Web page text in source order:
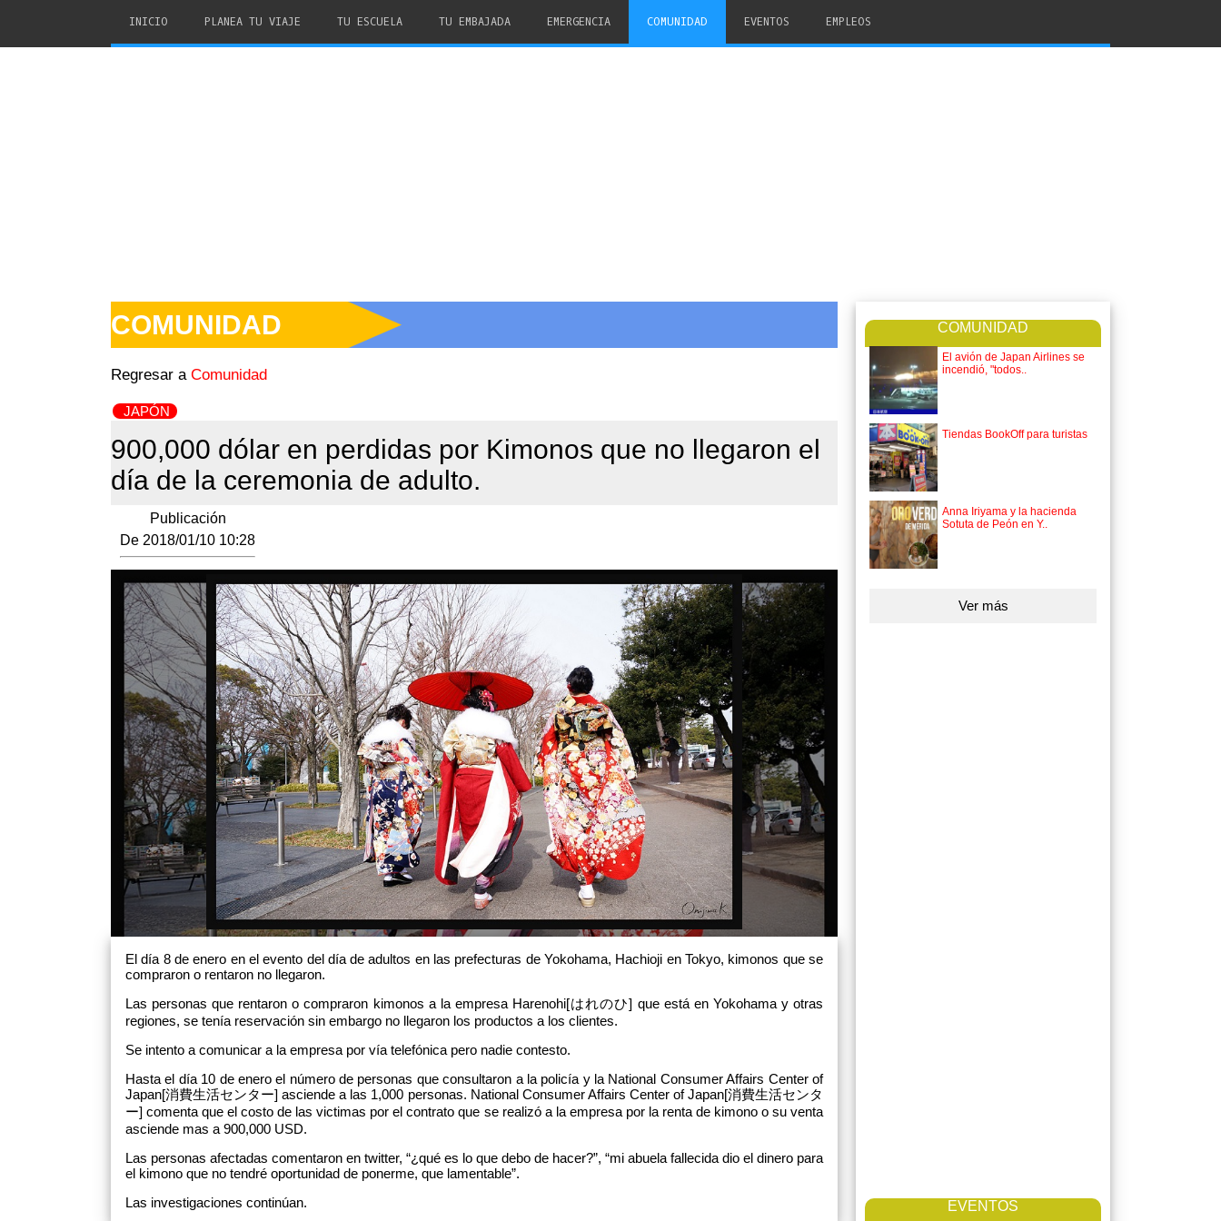
INICIO PLANEA TU VIAJE TU ESCUELA TU EMBAJADA EMERGENCIA COMUNIDAD EVENTOS EMPLEOS
COMUNIDAD
Regresar a Comunidad
JAPÓN
900,000 dólar en perdidas por Kimonos que no llegaron el
día de la ceremonia de adulto.
Publicación
De 2018/01/10 10:28
El día 8 de enero en el evento del día de adultos en las prefecturas de Yokohama, Hachioji en Tokyo, kimonos que se
compraron o rentaron no llegaron.
Las personas que rentaron o compraron kimonos a la empresa Harenohi[はれのひ] que está en Yokohama y otras
regiones, se tenía reservación sin embargo no llegaron los productos a los clientes.
Se intento a comunicar a la empresa por vía telefónica pero nadie contesto.
Hasta el día 10 de enero el número de personas que consultaron a la policía y la National Consumer Affairs Center of
Japan[消費生活センター] asciende a las 1,000 personas. National Consumer Affairs Center of Japan[消費生活センタ
ー] comenta que el costo de las victimas por el contrato que se realizó a la empresa por la renta de kimono o su venta
asciende mas a 900,000 USD.
Las personas afectadas comentaron en twitter, “¿qué es lo que debo de hacer?”, “mi abuela fallecida dio el dinero para
el kimono que no tendré oportunidad de ponerme, que lamentable”.
Las investigaciones continúan.
COMUNIDAD
El avión de Japan Airlines se
incendió, "todos..
Tiendas BookOff para turistas
Anna Iriyama y la hacienda
Sotuta de Peón en Y..
Ver más
EVENTOS